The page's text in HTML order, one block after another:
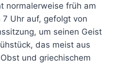
normalerweise früh am
Uhr auf, gefolgt von
um seinen Geist
das meist aus
und griechischem